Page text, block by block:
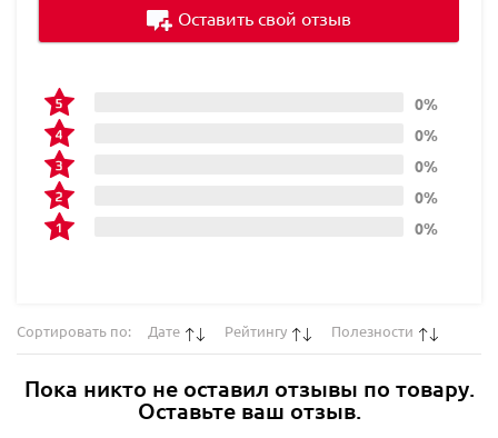
0%
0%
0%
0%
0%
Оставить свой отзыв
Сортировать по: Дате Рейтингу Полезности
Пока никто не оставил отзывы по товару.
Оставьте ваш отзыв.